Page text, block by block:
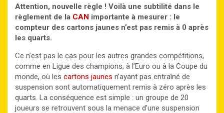
b
o
o
k
o
d
n
es
t
s
A
p
dI
n
Li
n
g
er
Attention, nouvelle règle ! Voilà une subtilité dans le
règlement de la CAN importante à mesurer : le
compteur des cartons jaunes n’est pas remis à 0 après
les quarts.
Ce n’est pas le cas pour les autres grandes compétitions,
comme en Ligue des champions, à l’Euro ou à la Coupe du
monde, où les cartons jaunes n’ayant pas entraîné de
suspension sont automatiquement remis à zéro après les
quarts. La conséquence est simple : un groupe de 20
joueurs se retrouvent sous la menace d’une suspension